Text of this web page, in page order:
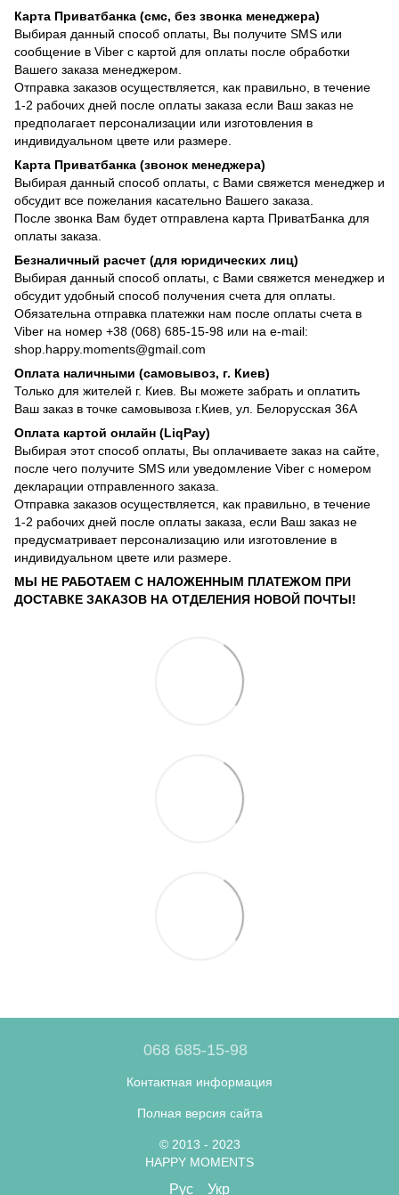
Карта Приватбанка (смс, без звонка менеджера)
Выбирая данный способ оплаты, Вы получите SMS или
сообщение в Viber с картой для оплаты после обработки
Вашего заказа менеджером.
Отправка заказов осуществляется, как правильно, в течение
1-2 рабочих дней после оплаты заказа если Ваш заказ не
предполагает персонализации или изготовления в
индивидуальном цвете или размере.
Карта Приватбанка (звонок менеджера)
Выбирая данный способ оплаты, с Вами свяжется менеджер и
обсудит все пожелания касательно Вашего заказа.
После звонка Вам будет отправлена карта ПриватБанка для
оплаты заказа.
Безналичный расчет (для юридических лиц)
Выбирая данный способ оплаты, с Вами свяжется менеджер и
обсудит удобный способ получения счета для оплаты.
Обязательна отправка платежки нам после оплаты счета в
Viber на номер +38 (068) 685-15-98 или на e-mail:
shop.happy.moments@gmail.com
Оплата наличными (самовывоз, г. Киев)
Только для жителей г. Киев. Вы можете забрать и оплатить
Ваш заказ в точке самовывоза г.Киев, ул. Белорусская 36А
Оплата картой онлайн (LiqPay)
Выбирая этот способ оплаты, Вы оплачиваете заказ на сайте,
после чего получите SMS или уведомление Viber с номером
декларации отправленного заказа.
Отправка заказов осуществляется, как правильно, в течение
1-2 рабочих дней после оплаты заказа, если Ваш заказ не
предусматривает персонализацию или изготовление в
индивидуальном цвете или размере.
МЫ НЕ РАБОТАЕМ С НАЛОЖЕННЫМ ПЛАТЕЖОМ ПРИ
ДОСТАВКЕ ЗАКАЗОВ НА ОТДЕЛЕНИЯ НОВОЙ ПОЧТЫ!
068 685-15-98
Контактная информация
Полная версия сайта
© 2013 - 2023
HAPPY MOMENTS
Рус Укр